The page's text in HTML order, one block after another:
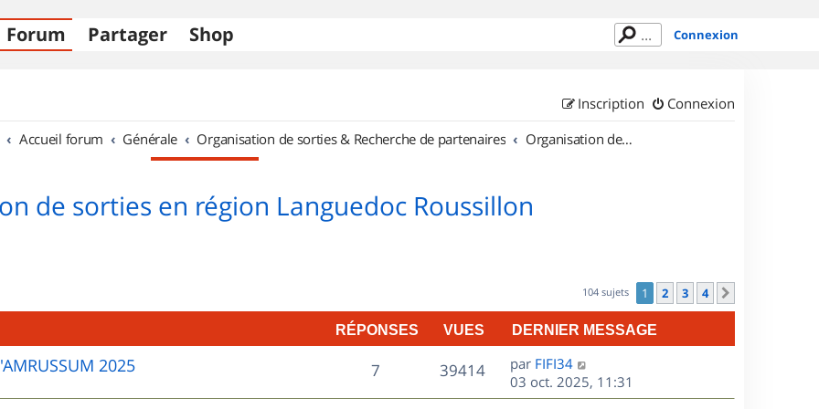
Forum Partager Shop Connexion
Connexion
Inscription
Accueil forum Générale Organisation de sorties & Recherche de partenaires Organisation de sorties en région Languedoc Roussillon
de sorties en région Languedoc Roussillon
104 sujets 1 2 3 4
RÉPONSES VUES DERNIER MESSAGE
2025 7R
é
39414V
u
D
e
r
par FIFI34
03 oct. 2025, 11:31